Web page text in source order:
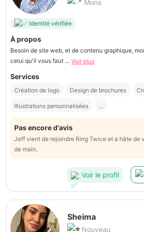
Mons
Identité vérifiée
À propos
Besoin de site web, et de contenu graphique,
celui qu'il vous faut ... Voir plus
Services
Création de logo Design de brochures
Illustrations personnalisées ...
Pas encore d'avis
Jeff vient de rejoindre Ring Twice et a hâte de
de main.
Voir le profil
Sheima
Nouveau